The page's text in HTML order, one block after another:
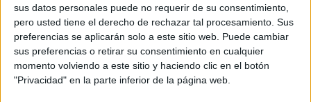
sus datos personales puede no requerir de su consentimiento,
pero usted tiene el derecho de rechazar tal procesamiento. Sus
preferencias se aplicarán solo a este sitio web. Puede cambiar
sus preferencias o retirar su consentimiento en cualquier
momento volviendo a este sitio y haciendo clic en el botón
"Privacidad" en la parte inferior de la página web.
SEGUIR LEYENDO